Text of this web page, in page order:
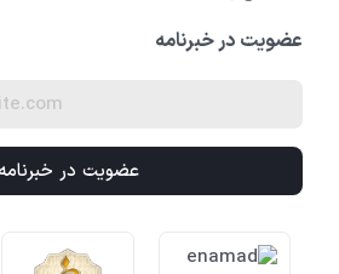
عضویت در خبرنامه
عضویت در خبرنامه